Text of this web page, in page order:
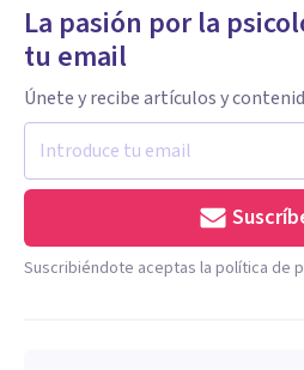
La pasión por la
tu email
Únete y recibe artículos y
Suscribiéndote aceptas la política de